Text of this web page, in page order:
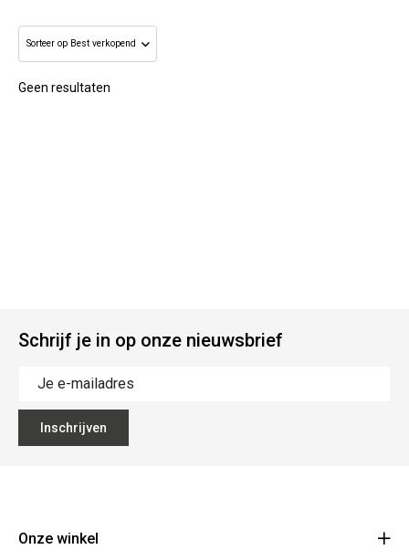
Geen resultaten
Schrijf je in op onze nieuwsbrief
Inschrijven
Onze winkel